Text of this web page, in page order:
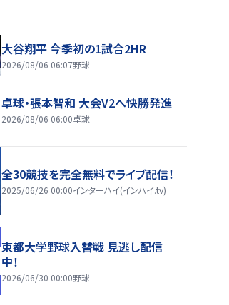
大谷翔平 今季初の1試合2HR
2026/08/06 06:07野球
卓球・張本智和 大会V2へ快勝発進
2026/08/06 06:00卓球
全30競技を完全無料でライブ配信！
2025/06/26 00:00インターハイ(インハイ.tv)
東都大学野球入替戦 見逃し配信
中！
2026/06/30 00:00野球